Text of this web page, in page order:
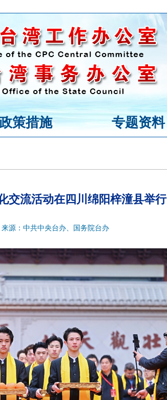
策措施 专题资料
交流活动在四川绵阳梓潼县举行
来源：中共中央台办、国务院台办